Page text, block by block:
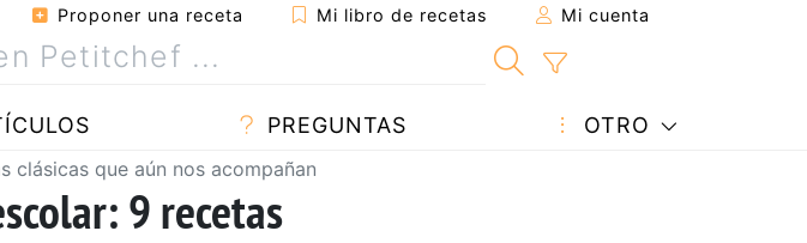
Proponer una receta Mi libro de recetas Mi cuenta
PREGUNTAS OTRO
clásicas que aún nos acompañan
9 recetas